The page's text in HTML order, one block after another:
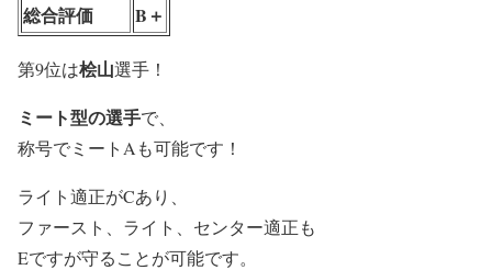
総合評価 B＋
第9位は桧山選手！
ミート型の選手で、
称号でミートAも可能です！
ライト適正がCあり、
ファースト、ライト、センター適正も
Eですが守ることが可能です。